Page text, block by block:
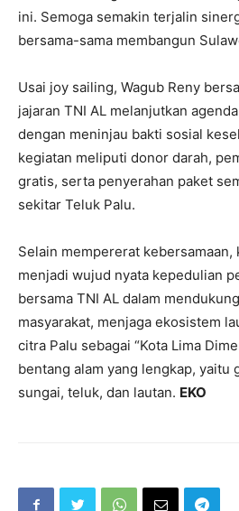
ini. Semoga semakin terjalin
bersama-sama membangun
Usai joy sailing, Wagub Reny
jajaran TNI AL melanjutkan
dengan meninjau bakti sosial
kegiatan meliputi donor darah,
gratis, serta penyerahan paket
sekitar Teluk Palu.
Selain mempererat
menjadi wujud nyata kepedulian
bersama TNI AL dalam
masyarakat, menjaga ekosistem
citra Palu sebagai “Kota Lima
bentang alam yang lengkap, yaitu
sungai, teluk, dan lautan. EKO